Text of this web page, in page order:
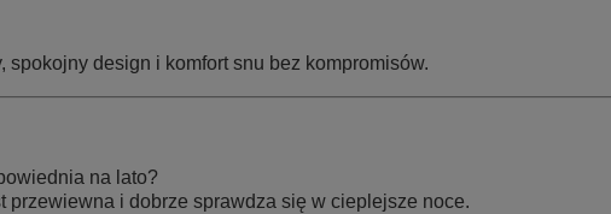
spokojny design i komfort snu bez kompromisów.
na lato?
przewiewna i dobrze sprawdza się w cieplejsze noce.